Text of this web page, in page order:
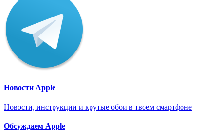
Новости Apple
Новости, инструкции и крутые обои в твоем смартфоне
Обсуждаем Apple